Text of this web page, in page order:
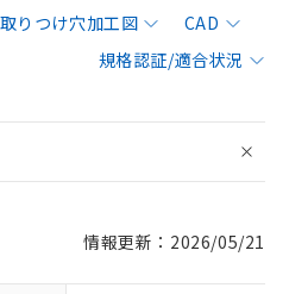
取りつけ穴加工図
CAD
規格認証/適合状況
情報更新：2026/05/21